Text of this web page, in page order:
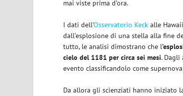
mai viste prima d’ora.
I dati dell’Osservatorio Keck alle
dall’esplosione di una stella alla fine
tutto, le analisi dimostrano che l
cielo del 1181 per circa sei mesi. Dagli
evento classificandolo come
Da allora gli scienziati hanno iniziato